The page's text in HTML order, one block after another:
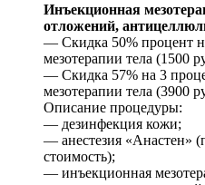
Инъекционная
отложений,
— Скидка 50% процент
мезотерапии тела (1500
— Скидка 57% на 3
мезотерапии тела (3900
Описание процедуры:
— дезинфекция кожи;
— анестезия «Aнастен»
стоимость);
— инъекционная